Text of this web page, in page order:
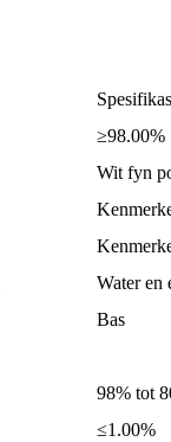
≥98.00%
Wit fyn
Water en
Bas
98% tot
≤1.00%